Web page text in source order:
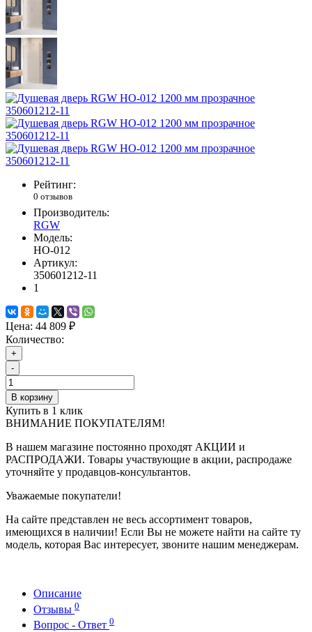
Рейтинг:
0 отзывов
Производитель:
RGW
Модель:
HO-012
Артикул:
350601212-11
1
Цена: 44 809 ₽
Количество:
+
-
В корзину
Купить в 1 клик
ВНИМАНИЕ ПОКУПАТЕЛЯМ!
В нашем магазине постоянно проходят АКЦИИ и
РАСПРОДАЖИ. Товары участвующие в акции, распродаже
уточняйте у продавцов-консультантов.
Уважаемые покупатели!
На сайте представлен не весь ассортимент товаров,
имеющихся в наличии! Если Вы не можете найти на сайте ту
модель, которая Вас интересует, звоните нашим менеджерам.
Описание
Отзывы 0
Вопрос - Ответ 0